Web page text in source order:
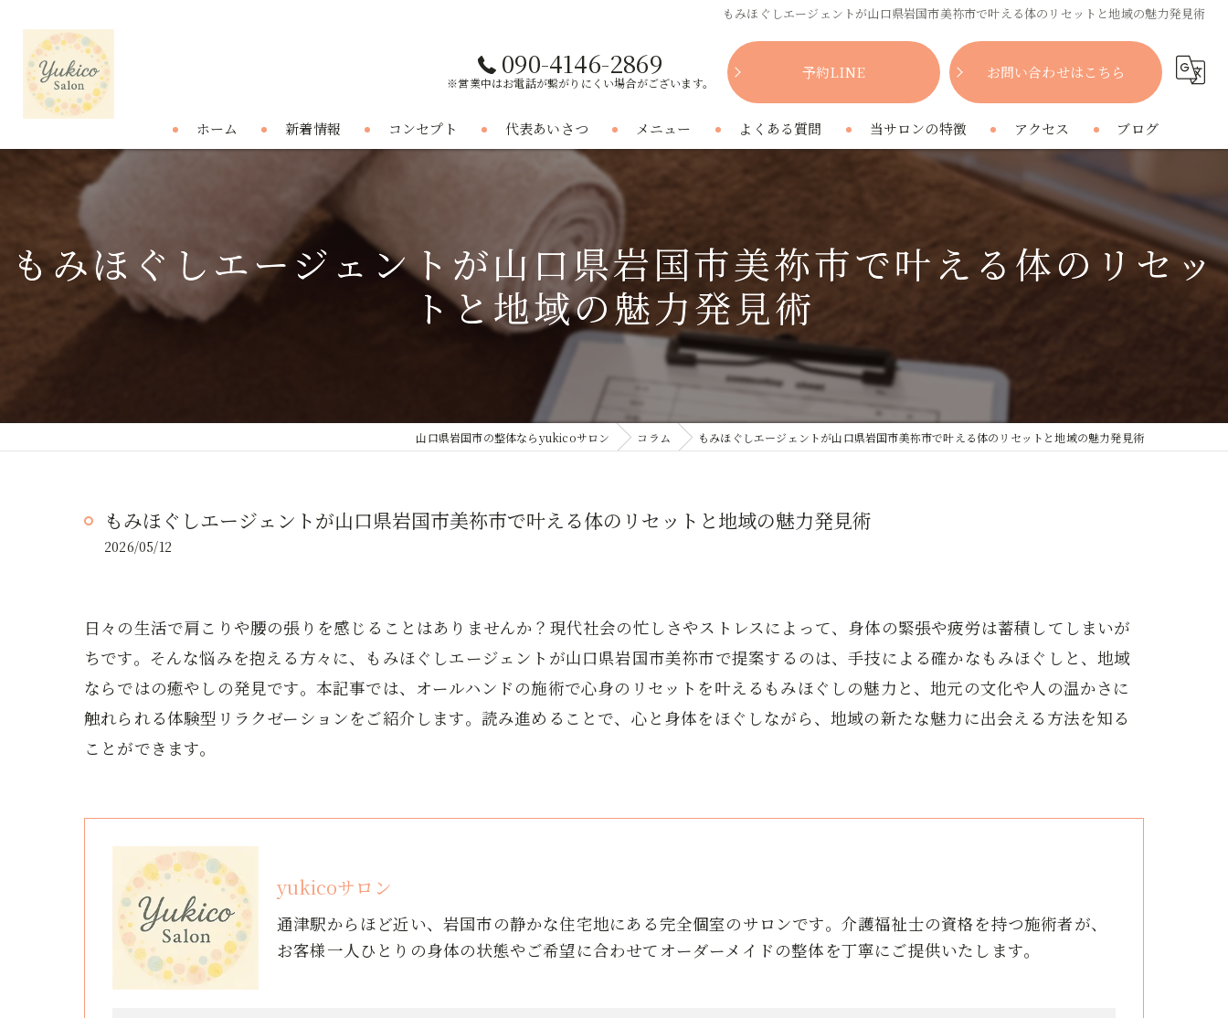
もみほぐしエージェントが山口県岩国市美祢市で叶える体のリセットと地域の魅力発見術
090-4146-2869
※営業中はお電話が繋がりにくい場合がございます。
予約LINE お問い合わせはこちら
ホーム 新着情報 コンセプト 代表あいさつ メニュー よくある質問 当サロンの特徴
腰痛
プライベートサロン
アクセス ブログ
コラム
もみほぐしエージェントが山口県岩国市美祢市で叶える体のリセッ
トと地域の魅力発見術
山口県岩国市の整体ならyukicoサロン コラム もみほぐしエージェントが山口県岩国市美祢市で叶える体のリセットと地域の魅力発見術
もみほぐしエージェントが山口県岩国市美祢市で叶える体のリセットと地域の魅力発見術
2026/05/12
日々の生活で肩こりや腰の張りを感じることはありませんか？現代社会の忙しさやストレスによって、身体の緊張や疲労は蓄積してしまいが
ちです。そんな悩みを抱える方々に、もみほぐしエージェントが山口県岩国市美祢市で提案するのは、手技による確かなもみほぐしと、地域
ならではの癒やしの発見です。本記事では、オールハンドの施術で心身のリセットを叶えるもみほぐしの魅力と、地元の文化や人の温かさに
触れられる体験型リラクゼーションをご紹介します。読み進めることで、心と身体をほぐしながら、地域の新たな魅力に出会える方法を知る
ことができます。
yukicoサロン
通津駅からほど近い、岩国市の静かな住宅地にある完全個室のサロンです。介護福祉士の資格を持つ施術者が、
お客様一人ひとりの身体の状態やご希望に合わせてオーダーメイドの整体を丁寧にご提供いたします。